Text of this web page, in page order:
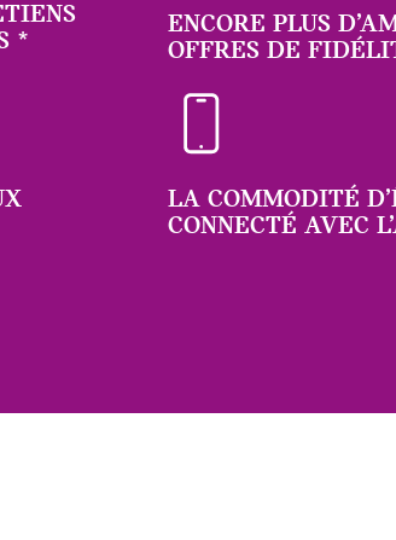
*
ENCORE PLUS
OFFRES DE
LA COMMODITÉ
CONNECTÉ AVEC